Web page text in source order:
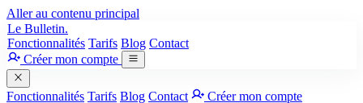
Aller au contenu principal
Le Bulletin.
Fonctionnalités Tarifs Blog Contact
Créer mon compte
Fonctionnalités Tarifs Blog Contact
Créer mon compte